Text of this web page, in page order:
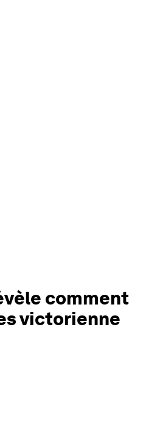
comment
victorienne